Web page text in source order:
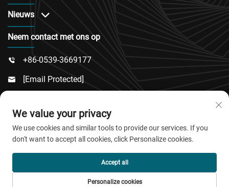
Nieuws
Neem contact met ons op
 +86-0539-3669177
 [email Protected]
Linqu County, Weifang City, Shandong Province
Copyright © 2026 QingDao Jiaobao New Material Co.,Ltd.
Alle rechten voorbehouden.
We value your privacy
We use cookies and similar tools to provide our services. If you
don't want to accept all cookies, click Personalize cookies.
Personalize cookies
Accept all